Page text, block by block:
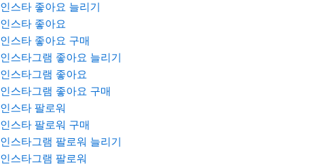
인스타 좋아요 늘리기
인스타 좋아요
인스타 좋아요 구매
인스타그램 좋아요 늘리기
인스타그램 좋아요
인스타그램 좋아요 구매
인스타 팔로워
인스타 팔로워 구매
인스타그램 팔로워 늘리기
인스타그램 팔로워